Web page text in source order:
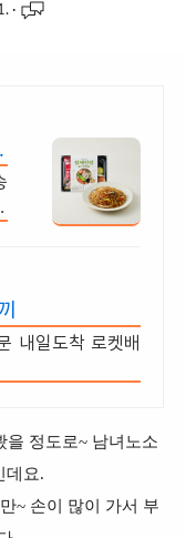
·
내일도착 로켓배
을 정도로~ 남녀노소
데요.
~ 손이 많이 가서 부